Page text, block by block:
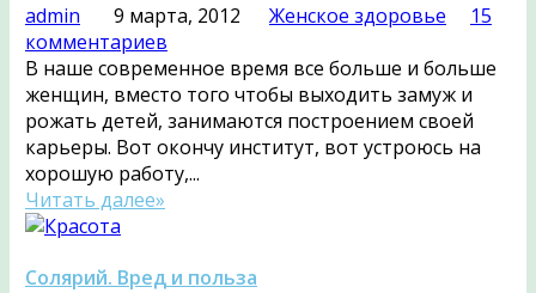
admin
9 марта, 2012 Женское здоровье
15
комментариев
В наше современное время все больше и больше
женщин, вместо того чтобы выходить замуж и
рожать детей, занимаются построением своей
карьеры. Вот окончу институт, вот устроюсь на
хорошую работу,...
Читать далее»
Солярий. Вред и польза